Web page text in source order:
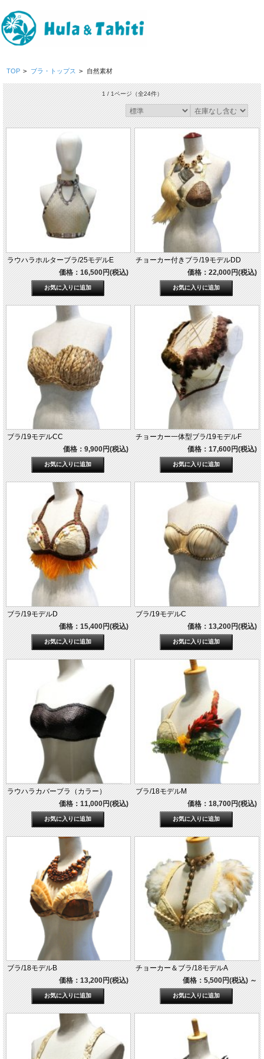
TOP > ブラ・トップス > 自然素材
1 / 1ページ（全24件）
ラウハラホルターブラ/25モデルE
価格：16,500円(税込)
チョーカー付きブラ/19モデルDD
価格：22,000円(税込)
ブラ/19モデルCC
価格：9,900円(税込)
チョーカー一体型ブラ/19モデルF
価格：17,600円(税込)
ブラ/19モデルD
価格：15,400円(税込)
ブラ/19モデルC
価格：13,200円(税込)
ラウハラカバーブラ（カラー）
価格：11,000円(税込)
ブラ/18モデルM
価格：18,700円(税込)
ブラ/18モデルB
価格：13,200円(税込)
チョーカー＆ブラ/18モデルA
価格：5,500円(税込)～